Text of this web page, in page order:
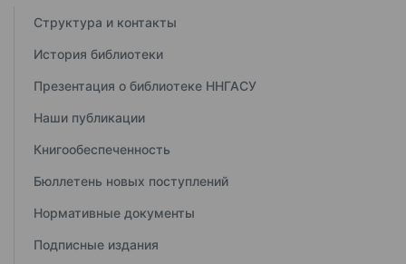
Структура и контакты
История библиотеки
Презентация о библиотеке ННГАСУ
Наши публикации
Книгообеспеченность
Бюллетень новых поступлений
Нормативные документы
Подписные издания